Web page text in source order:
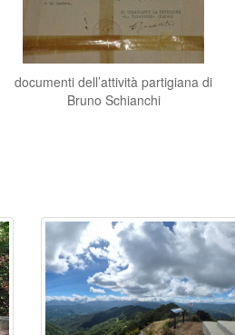
documenti dell’attività partigiana di
Bruno Schianchi